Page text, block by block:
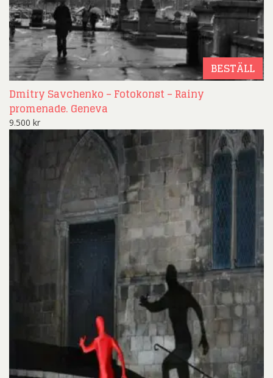
BESTÄLL
Dmitry Savchenko – Fotokonst – Rainy
promenade. Geneva
9.500 kr